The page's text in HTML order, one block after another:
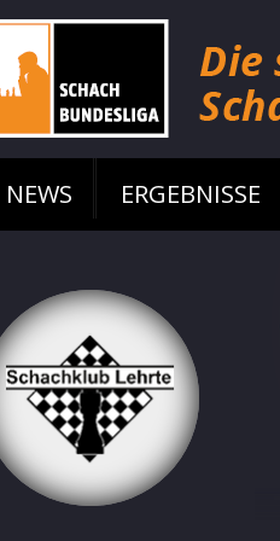
NEWS ERGEBNISSE